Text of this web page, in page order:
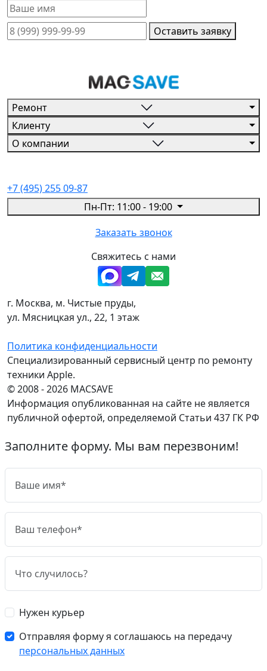
Оставить заявку
Ремонт
Клиенту
О компании
+7 (495) 255 09-87
Пн-Пт: 11:00 - 19:00
Заказать звонок
Свяжитесь с нами
г. Москва, м. Чистые пруды,
ул. Мясницкая ул., 22, 1 этаж
Политика конфиденциальности
Специализированный сервисный центр по ремонту
техники Apple.
© 2008 - 2026 MACSAVE
Информация опубликованная на сайте не является
публичной офертой, определяемой Статьи 437 ГК РФ
Заполните форму. Мы вам перезвоним!
Нужен курьер
Отправляя форму я соглашаюсь на передачу
персональных данных